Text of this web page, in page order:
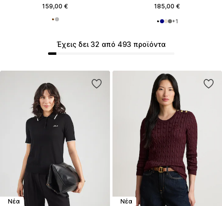
159,00 € 185,00 €
+1
Νέα Νέα
Έχεις δει 32 από 493 προϊόντα